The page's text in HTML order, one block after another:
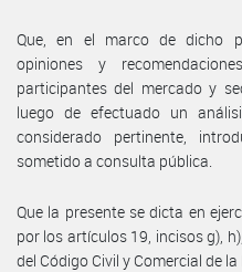
Que, en el marco de dicho
opiniones y
participantes del mercado y
luego de efectuado un
considerado pertinente,
sometido a consulta pública.
Que la presente se dicta en
por los artículos 19, incisos g),
del Código Civil y Comercial de